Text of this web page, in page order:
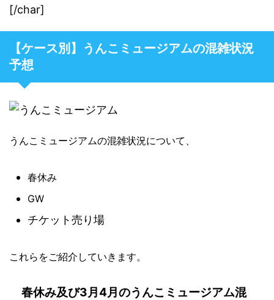
[/char]
【ケース別】うんこミュージアムの混雑状況
予想
うんこミュージアムの混雑状況について、
春休み
GW
チケット売り場
これらをご紹介していきます。
春休み及び3月4月のうんこミュージアム混